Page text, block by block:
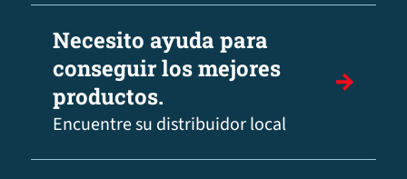
Necesito ayuda para
conseguir los mejores
productos.
Encuentre su distribuidor local